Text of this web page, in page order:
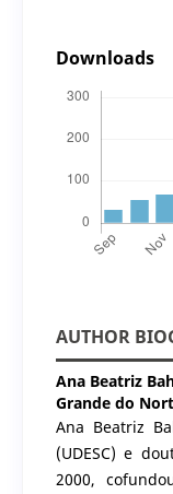
Downloads
AUTHOR
Ana Beatriz
Grande do
Ana Beatriz
(UDESC) e
2000,